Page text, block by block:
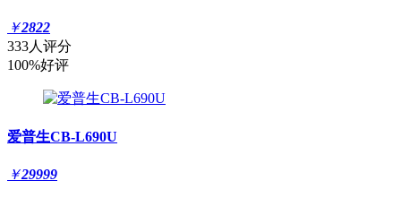
￥2822
333人评分
100%好评
爱普生CB-L690U
￥29999